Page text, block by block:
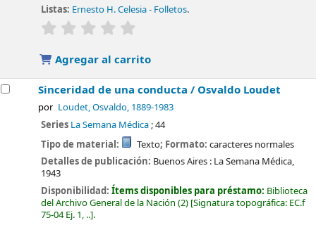
Listas: Ernesto H. Celesia - Folletos.
valoración
Agregar al carrito
Sinceridad de una conducta / Osvaldo Loudet
por Loudet, Osvaldo, 1889-1983
Series La Semana Médica; 44
Tipo de material:
Texto; Formato: caracteres normales
Detalles de publicación: Buenos Aires : La Semana Médica,
1943
Disponibilidad:Ítems disponibles para préstamo: Biblioteca
del Archivo General de la Nación (2) Signatura topográfica: EC.f
75-04 Ej. 1, .. .